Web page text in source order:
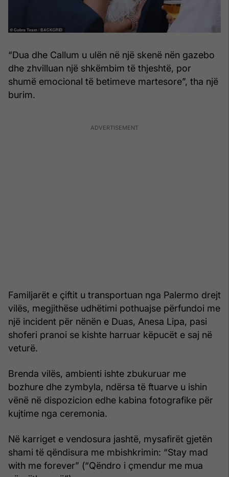
“Dua dhe Callum u ulën në një skenë nën gazebo
dhe zhvilluan një shkëmbim të thjeshtë, por
shumë emocional të betimeve martesore”, tha një
burim.
Familjarët e çiftit u transportuan nga Palermo drejt
vilës, megjithëse udhëtimi pothuajse përfundoi me
një incident për nënën e Duas, Anesa Lipa, pasi
shoferi pranoi se kishte harruar këpucët e saj në
veturë.
Brenda vilës, ambienti ishte zbukuruar me
bozhure dhe zymbyla, ndërsa të ftuarve u ishin
vënë në dispozicion edhe kabina fotografike për
kujtime nga ceremonia.
Në karriget e vendosura jashtë, mysafirët gjetën
shami të qëndisura me mbishkrimin: “Stay mad
with me forever” (“Qëndro i çmendur me mua